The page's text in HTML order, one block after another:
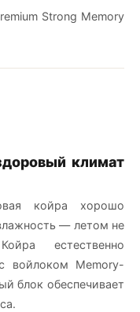
климат
койра хорошо
— летом не
естественно
войлоком Memory-
блок обеспечивает